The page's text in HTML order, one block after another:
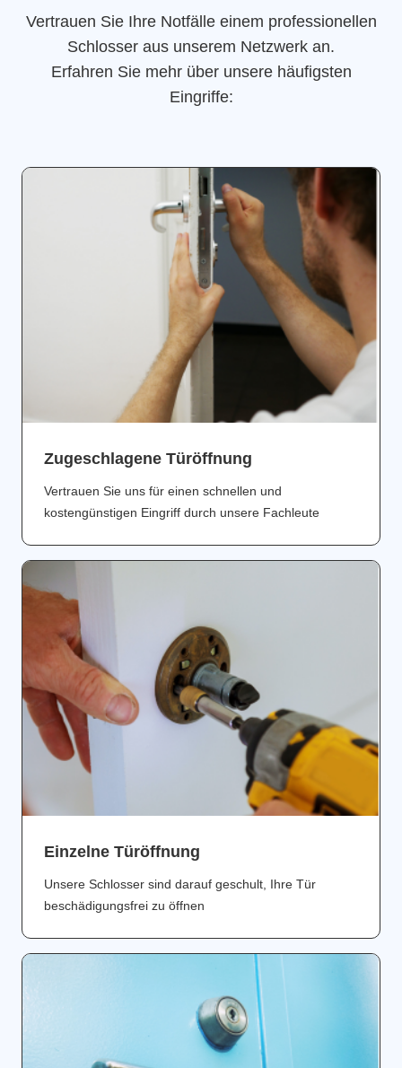
Vertrauen Sie Ihre Notfälle einem professionellen
Schlosser aus unserem Netzwerk an.
Erfahren Sie mehr über unsere häufigsten
Eingriffe:
Zugeschlagene Türöffnung
Vertrauen Sie uns für einen schnellen und
kostengünstigen Eingriff durch unsere Fachleute
Einzelne Türöffnung
Unsere Schlosser sind darauf geschult, Ihre Tür
beschädigungsfrei zu öffnen